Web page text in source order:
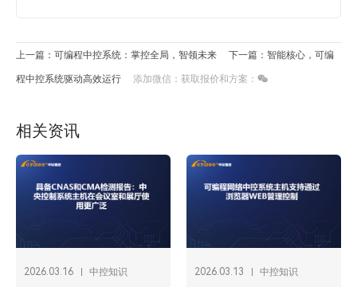
上一篇：可编程中控系统：掌控全局，智领未来​ 下一篇：智能核心，可编
程中控系统驱动高效运行 添加微信：获取报价和方案：
相关资讯
2026.03.16 中控知识 2026.03.13 中控知识